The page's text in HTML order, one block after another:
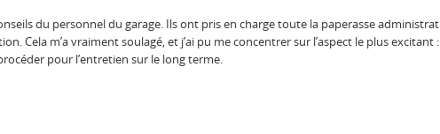
du personnel du garage. Ils ont pris en charge toute la paperasse
Cela m’a vraiment soulagé, et j’ai pu me concentrer sur l’aspect le plus excitant
pour l’entretien sur le long terme.